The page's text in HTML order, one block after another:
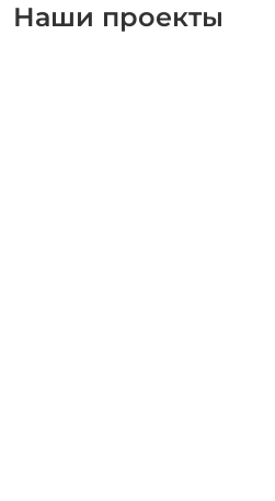
Наши проекты